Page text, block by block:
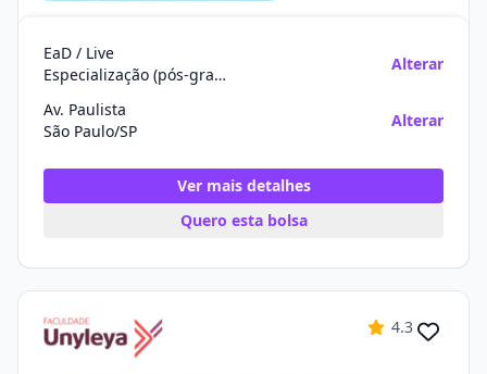
EaD / Live
Especialização (pós-graduação)
Alterar
Av. Paulista
São Paulo/SP
Alterar
Ver mais detalhes
Quero esta bolsa
4.3